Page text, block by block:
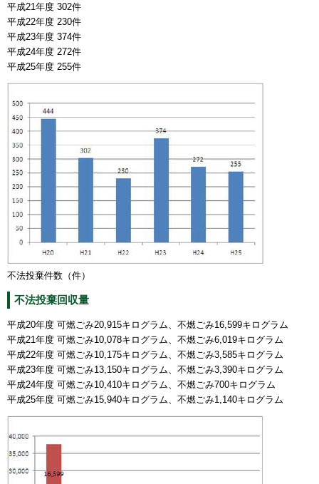
平成21年度 302件
平成22年度 230件
平成23年度 374件
平成24年度 272件
平成25年度 255件
不法投棄件数（件）
不法投棄回収量
平成20年度 可燃ごみ20,915キログラム、不燃ごみ16,599キログラム
平成21年度 可燃ごみ10,078キログラム、不燃ごみ6,019キログラム
平成22年度 可燃ごみ10,175キログラム、不燃ごみ3,585キログラム
平成23年度 可燃ごみ13,150キログラム、不燃ごみ3,390キログラム
平成24年度 可燃ごみ10,410キログラム、不燃ごみ700キログラム
平成25年度 可燃ごみ15,940キログラム、不燃ごみ1,140キログラム